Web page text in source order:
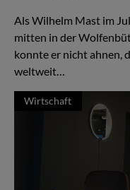
Als Wilhelm Mast im
mitten in der
konnte er nicht ahnen,
weltweit…
Wirtschaft